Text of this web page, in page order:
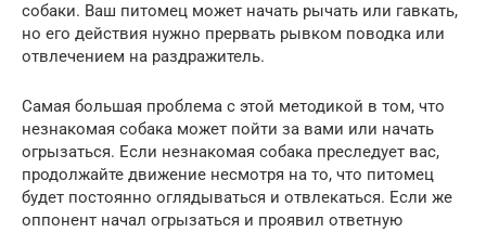
собаки. Ваш питомец может начать рычать или гавкать,
но его действия нужно прервать рывком поводка или
отвлечением на раздражитель.
Самая большая проблема с этой методикой в том, что
незнакомая собака может пойти за вами или начать
огрызаться. Если незнакомая собака преследует вас,
продолжайте движение несмотря на то, что питомец
будет постоянно оглядываться и отвлекаться. Если же
оппонент начал огрызаться и проявил ответную